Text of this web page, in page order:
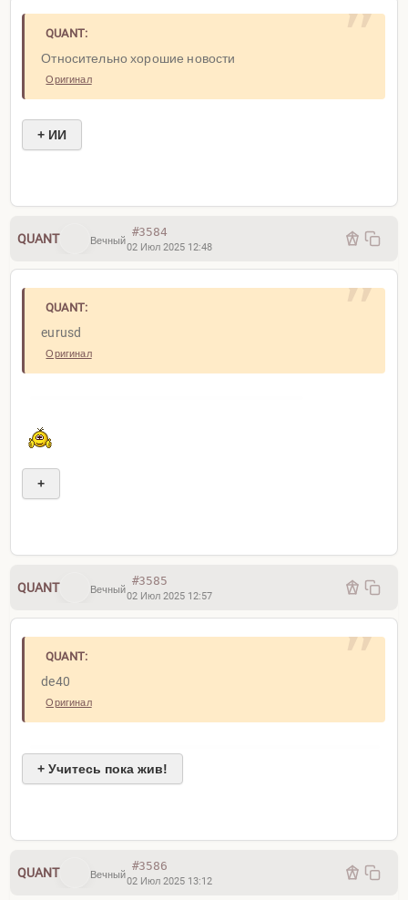
QUANT:
Относительно хорошие новости
Оригинал
+ ИИ
QUANT Вечный
#3584
02 Июл 2025 12:48
QUANT:
eurusd
Оригинал
+
QUANT Вечный
#3585
02 Июл 2025 12:57
QUANT:
de40
Оригинал
+ Учитесь пока жив!
QUANT Вечный
#3586
02 Июл 2025 13:12